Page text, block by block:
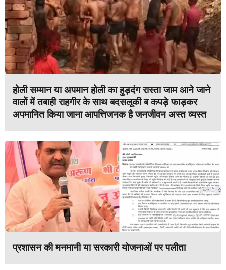
होली सम्मान या अपमान होली का हुड़दंग रास्ता जाम आने जाने
वालों में तबाही राहगीर के साथ बदसलूकी ब कपड़े फाड़कर
अपमानित किया जाना आपत्तिजनक है जनजीवन अस्त व्यस्त
प्रशासन की मनमानी या सरकारी योजनाओं पर पलीता